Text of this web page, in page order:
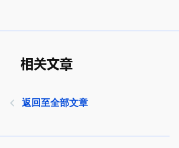
相关文章
返回至全部文章